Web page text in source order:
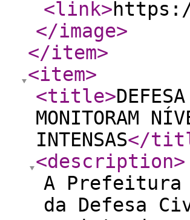
<link>
</image>
</item>
<item>
<title>
MONITORAM
INTENSAS</
<description>
A Prefeitura
da Defesa